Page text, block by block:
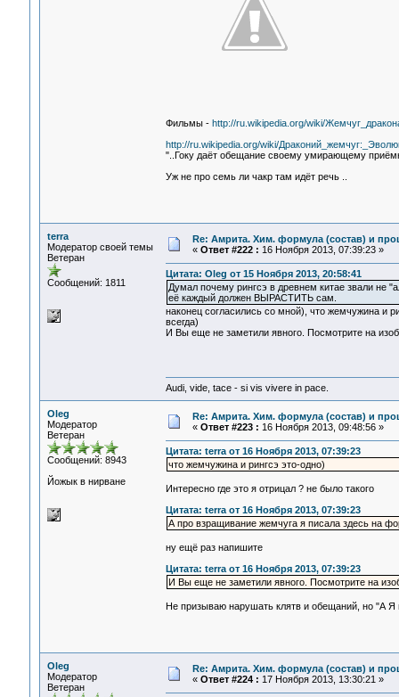
Фильмы - http://ru.wikipedia.org/wiki/
http://ru.wikipedia.org/wiki/
"..Гоку даёт обещание своему умирающему
Уж не про семь ли чакр там идёт речь ..
terra
Модератор своей темы
Ветеран
Сообщений: 1811
Re: Амрита. Хим. формула (состав) и
« Ответ #222 : 16 Ноября 2013, 07:39:23 »
Цитата: Oleg от 15 Ноября 2013, 20:58:41
Думал почему рингсэ в древнем китае звали не
её каждый должен ВЫРАСТИТЬ сам.
наконец согласились со мной), что жемчужина и
всегда)
И Вы еще не заметили явного. Посмотрите на
Audi, vide, tace - si vis vivere in pace.
Oleg
Модератор
Ветеран
Сообщений: 8943
Йожык в нирване
Re: Амрита. Хим. формула (состав) и
« Ответ #223 : 16 Ноября 2013, 09:48:56 »
Цитата: terra от 16 Ноября 2013, 07:39:23
что жемчужина и рингсэ это-одно)
Интересно где это я отрицал ? не было такого
Цитата: terra от 16 Ноября 2013, 07:39:23
А про взращивание жемчуга я писала здесь на
ну ещё раз напишите
Цитата: terra от 16 Ноября 2013, 07:39:23
И Вы еще не заметили явного. Посмотрите на
Не призываю нарушать клятв и обещаний, но "А
Oleg
Модератор
Ветеран
Re: Амрита. Хим. формула (состав) и
« Ответ #224 : 17 Ноября 2013, 13:30:21 »